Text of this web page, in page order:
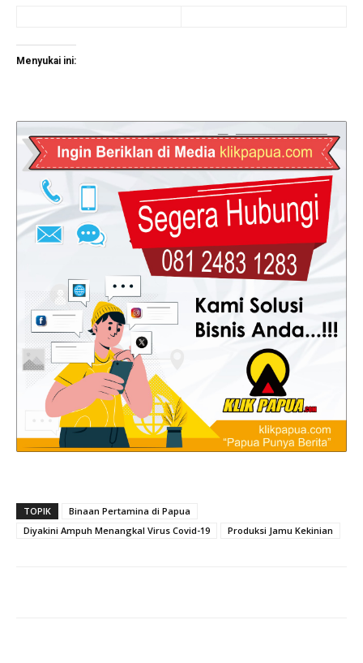
Menyukai ini:
TOPIK
Binaan Pertamina di Papua
Diyakini Ampuh Menangkal Virus Covid-19
Produksi Jamu Kekinian